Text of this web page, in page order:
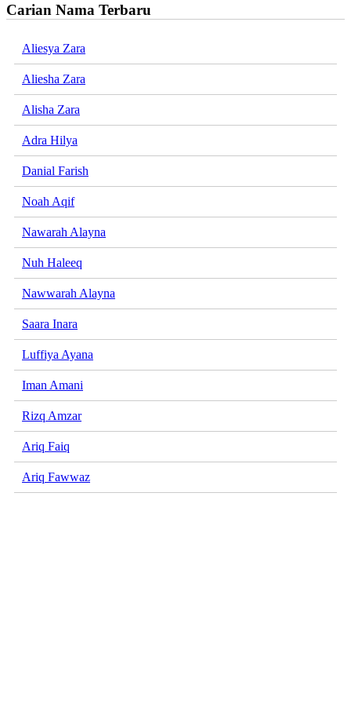
Carian Nama Terbaru
Aliesya Zara
Aliesha Zara
Alisha Zara
Adra Hilya
Danial Farish
Noah Aqif
Nawarah Alayna
Nuh Haleeq
Nawwarah Alayna
Saara Inara
Luffiya Ayana
Iman Amani
Rizq Amzar
Ariq Faiq
Ariq Fawwaz